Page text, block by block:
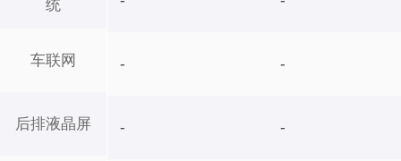
统
车联网
后排液晶屏
- -
- -